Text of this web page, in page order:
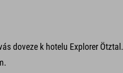
doveze k hotelu Explorer Ötztal.